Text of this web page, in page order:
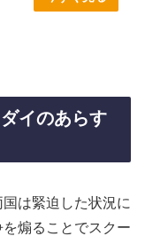
イのあらす
は緊迫した状況に
煽ることでスクー